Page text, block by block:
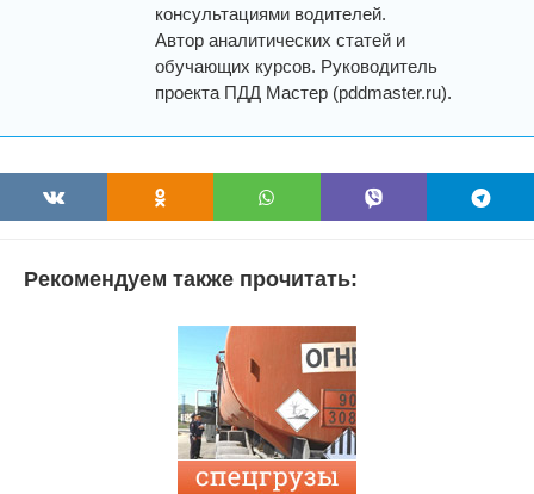
консультациями водителей.
Автор аналитических статей и
обучающих курсов. Руководитель
проекта ПДД Мастер (pddmaster.ru).
Рекомендуем также прочитать: